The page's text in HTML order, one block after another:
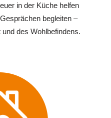
in der Küche helfen
begleiten –
des Wohlbefindens.